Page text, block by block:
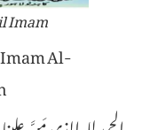
Imam
Al-